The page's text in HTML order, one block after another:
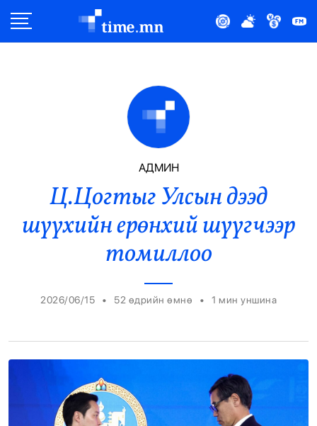
Эдийн Засаг
Нийтлэлчийн Булан
Эрүүл Мэнд
Орон Нутаг
Спорт
Энтертайнмент
Эрэн Сурвалжилга
АДМИН
Ц.Цогтыг Улсын дээд
шүүхийн ерөнхий шүүгчээр
томиллоо
2026/06/15 • 52 өдрийн өмнө • 1 мин уншина